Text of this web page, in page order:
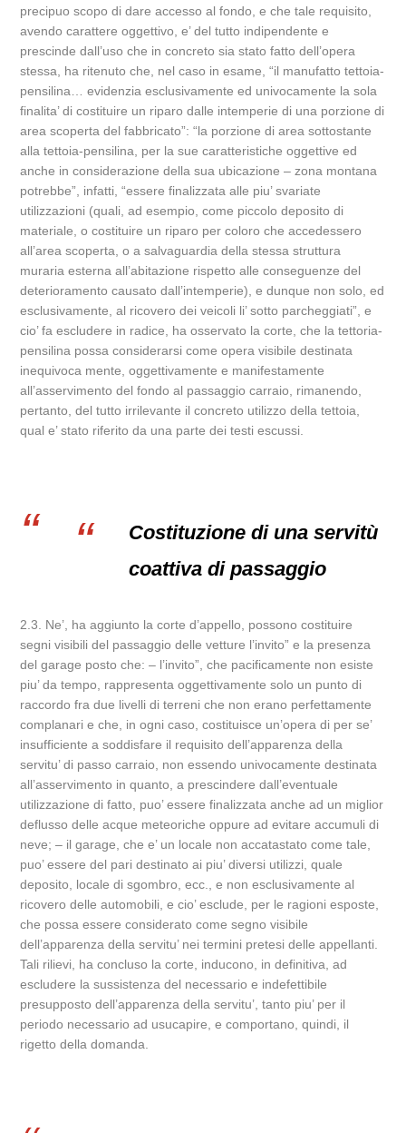
precipuo scopo di dare accesso al fondo, e che tale requisito,
avendo carattere oggettivo, e’ del tutto indipendente e
prescinde dall’uso che in concreto sia stato fatto dell’opera
stessa, ha ritenuto che, nel caso in esame, “il manufatto tettoia-
pensilina… evidenzia esclusivamente ed univocamente la sola
finalita’ di costituire un riparo dalle intemperie di una porzione di
area scoperta del fabbricato”: “la porzione di area sottostante
alla tettoia-pensilina, per la sue caratteristiche oggettive ed
anche in considerazione della sua ubicazione – zona montana
potrebbe”, infatti, “essere finalizzata alle piu’ svariate
utilizzazioni (quali, ad esempio, come piccolo deposito di
materiale, o costituire un riparo per coloro che accedessero
all’area scoperta, o a salvaguardia della stessa struttura
muraria esterna all’abitazione rispetto alle conseguenze del
deterioramento causato dall’intemperie), e dunque non solo, ed
esclusivamente, al ricovero dei veicoli li’ sotto parcheggiati”, e
cio’ fa escludere in radice, ha osservato la corte, che la tettoria-
pensilina possa considerarsi come opera visibile destinata
inequivoca mente, oggettivamente e manifestamente
all’asservimento del fondo al passaggio carraio, rimanendo,
pertanto, del tutto irrilevante il concreto utilizzo della tettoia,
qual e’ stato riferito da una parte dei testi escussi.
Costituzione di una servitù
coattiva di passaggio
2.3. Ne’, ha aggiunto la corte d’appello, possono costituire
segni visibili del passaggio delle vetture l’invito” e la presenza
del garage posto che: – l’invito”, che pacificamente non esiste
piu’ da tempo, rappresenta oggettivamente solo un punto di
raccordo fra due livelli di terreni che non erano perfettamente
complanari e che, in ogni caso, costituisce un’opera di per se’
insufficiente a soddisfare il requisito dell’apparenza della
servitu’ di passo carraio, non essendo univocamente destinata
all’asservimento in quanto, a prescindere dall’eventuale
utilizzazione di fatto, puo’ essere finalizzata anche ad un miglior
deflusso delle acque meteoriche oppure ad evitare accumuli di
neve; – il garage, che e’ un locale non accatastato come tale,
puo’ essere del pari destinato ai piu’ diversi utilizzi, quale
deposito, locale di sgombro, ecc., e non esclusivamente al
ricovero delle automobili, e cio’ esclude, per le ragioni esposte,
che possa essere considerato come segno visibile
dell’apparenza della servitu’ nei termini pretesi delle appellanti.
Tali rilievi, ha concluso la corte, inducono, in definitiva, ad
escludere la sussistenza del necessario e indefettibile
presupposto dell’apparenza della servitu’, tanto piu’ per il
periodo necessario ad usucapire, e comportano, quindi, il
rigetto della domanda.